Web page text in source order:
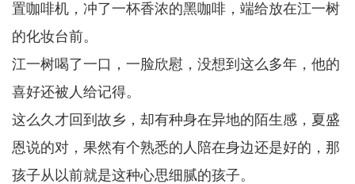
置咖啡机，冲了一杯香浓的黑咖啡，端给放在江一树
的化妆台前。
江一树喝了一口，一脸欣慰，没想到这么多年，他的
喜好还被人给记得。
这么久才回到故乡，却有种身在异地的陌生感，夏盛
恩说的对，果然有个熟悉的人陪在身边还是好的，那
孩子从以前就是这种心思细腻的孩子。